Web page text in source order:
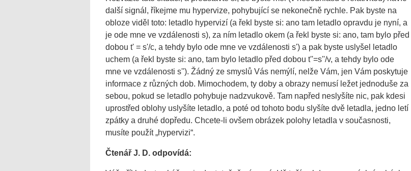
další signál, říkejme mu hypervize, pohybující se nekonečně rychle. Pak byste na
obloze viděl toto: letadlo hypervizí (a řekl byste si: ano tam letadlo opravdu je nyní, a
je ode mne ve vzdálenosti s), za ním letadlo okem (a řekl byste si: ano, tam bylo před
dobou t' = s'/c, a tehdy bylo ode mne ve vzdálenosti s') a pak byste uslyšel letadlo
uchem (a řekl byste si: ano, tam bylo letadlo před dobou t''=s''/v, a tehdy bylo ode
mne ve vzdálenosti s''). Žádný ze smyslů Vás nemýlí, nelže Vám, jen Vám poskytuje
informace z různých dob. Mimochodem, ty doby a obrazy nemusí ležet jednoduše za
sebou, pokud se letadlo pohybuje nadzvukově. Tam napřed neslyšíte nic, pak kdesi
uprostřed oblohy uslyšíte letadlo, a poté od tohoto bodu slyšíte dvě letadla, jedno letí
zpátky a druhé dopředu. Chcete-li ovšem obrázek polohy letadla v současnosti,
musíte použít „hypervizi“.
Čtenář J. D. odpovídá: